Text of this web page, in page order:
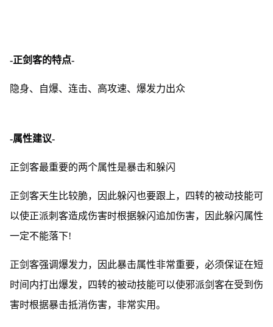
-正剑客的特点-
隐身、自爆、连击、高攻速、爆发力出众
-属性建议-
正剑客最重要的两个属性是暴击和躲闪
正剑客天生比较脆，因此躲闪也要跟上，四转的被动技能可
以使正派刺客造成伤害时根据躲闪追加伤害，因此躲闪属性
一定不能落下!
正剑客强调爆发力，因此暴击属性非常重要，必须保证在短
时间内打出爆发，四转的被动技能可以使邪派剑客在受到伤
害时根据暴击抵消伤害，非常实用。